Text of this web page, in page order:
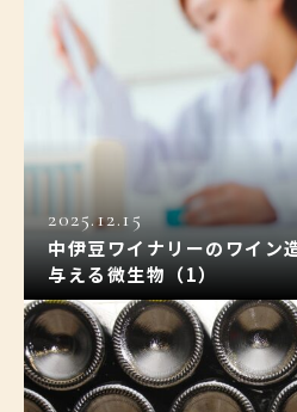
2025.12.15
中伊豆ワイナリーのワイン
与える微生物（1）